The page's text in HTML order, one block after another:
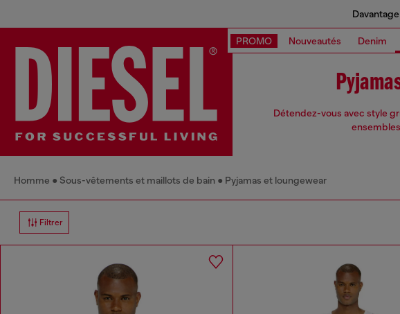
PROMO Nouveautés Denim
Détendez-vous avec style
Homme Sous-vêtements et maillots de bain Pyjamas et loungewear
Filtrer